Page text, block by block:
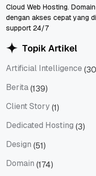
Cloud Web Hosting.
dengan akses cepat yang
support 24/7
Topik Artikel
Artificial Intelligence
Berita(139)
Client Story(1)
Dedicated Hosting (3)
Design (51)
Domain (174)